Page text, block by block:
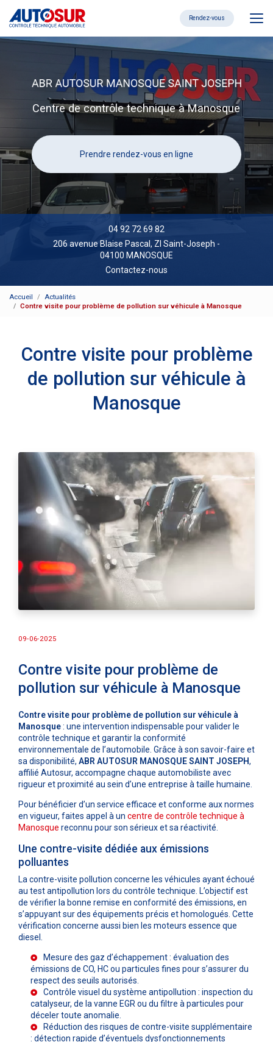
contenu
principal
Rendez-vous
Centre de contrôle technique à Manosque
Prendre rendez-vous en ligne
04 92 72 69 82
206 avenue Blaise Pascal, ZI Saint-Joseph -
04100 MANOSQUE
Contactez-nous
Accueil
Actualités
Contre visite pour problème de pollution sur véhicule à Manosque
Contre visite pour problème
de pollution sur véhicule à
Manosque
09-06-2025
Contre visite pour problème de
pollution sur véhicule à Manosque
Contre visite pour problème de pollution sur véhicule à
Manosque: une intervention indispensable pour valider le
contrôle technique et garantir la conformité
environnementale de l’automobile. Grâce à son savoir-faire et
sa disponibilité, ABR AUTOSUR MANOSQUE SAINT JOSEPH,
affilié Autosur, accompagne chaque automobiliste avec
rigueur et proximité au sein d’une entreprise à taille humaine.
Pour bénéficier d’un service efficace et conforme aux normes
en vigueur, faites appel à un centre de contrôle technique à
Manosque reconnu pour son sérieux et sa réactivité.
Une contre-visite dédiée aux émissions
polluantes
La contre-visite pollution concerne les véhicules ayant échoué
au test antipollution lors du contrôle technique. L’objectif est
de vérifier la bonne remise en conformité des émissions, en
s’appuyant sur des équipements précis et homologués. Cette
vérification concerne aussi bien les moteurs essence que
diesel.
Mesure des gaz d’échappement : évaluation des
émissions de CO, HC ou particules fines pour s’assurer du
respect des seuils autorisés.
Contrôle visuel du système antipollution : inspection du
catalyseur, de la vanne EGR ou du filtre à particules pour
déceler toute anomalie.
Réduction des risques de contre-visite supplémentaire
: détection rapide d’éventuels dysfonctionnements